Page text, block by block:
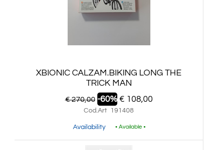
XBIONIC CALZAM.BIKING LONG THE
TRICK MAN
€ 270,00 -60% € 108,00
Cod.Art 191408
Availability • Available •